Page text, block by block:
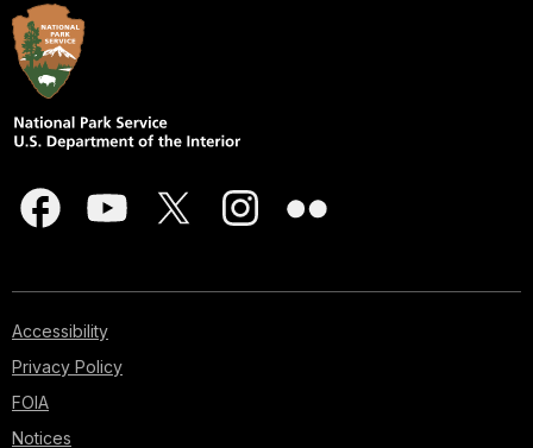
Accessibility
Privacy Policy
FOIA
Notices